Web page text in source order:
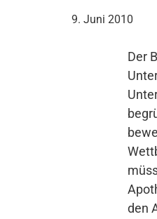
9. Juni 2010
Der
den